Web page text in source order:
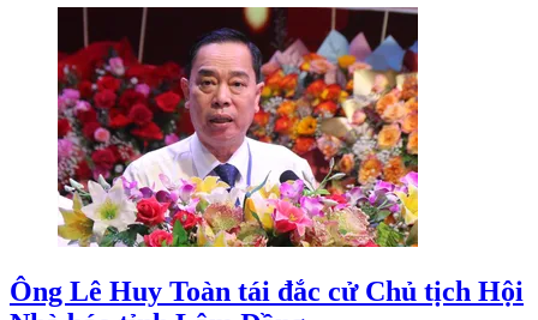
Ông Lê Huy Toàn tái đắc cử Chủ tịch Hội